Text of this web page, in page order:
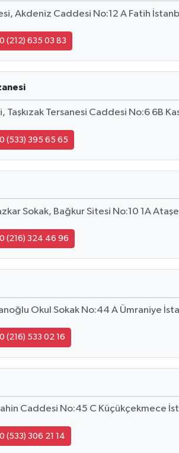
Akdeniz Caddesi No:12 A Fatih
0 (212) 635 03 83
Tersanesi Caddesi No:6 6B
0 (533) 395 65 65
Sokak, Bağkur Sitesi No:10 1A
0 (216) 324 46 96
Okul Sokak No:44 A Ümraniye
0 (216) 533 02 16
Caddesi No:45 C Küçükçekmece
0 (533) 306 21 14